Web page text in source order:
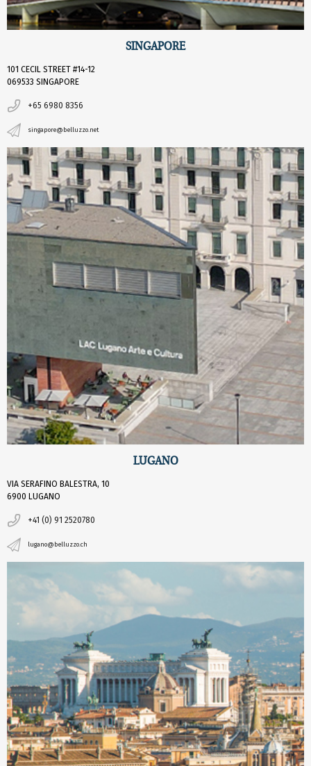
SINGAPORE
101 CECIL STREET #14-12
069533 SINGAPORE
+65 6980 8356
singapore@belluzzo.net
LUGANO
VIA SERAFINO BALESTRA, 10
6900 LUGANO
+41 (0) 91 2520780
lugano@belluzzo.ch